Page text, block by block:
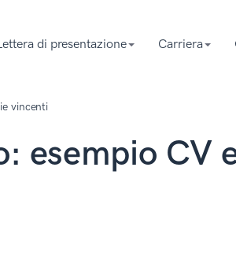
di presentazione Carriera
vincenti
esempio CV